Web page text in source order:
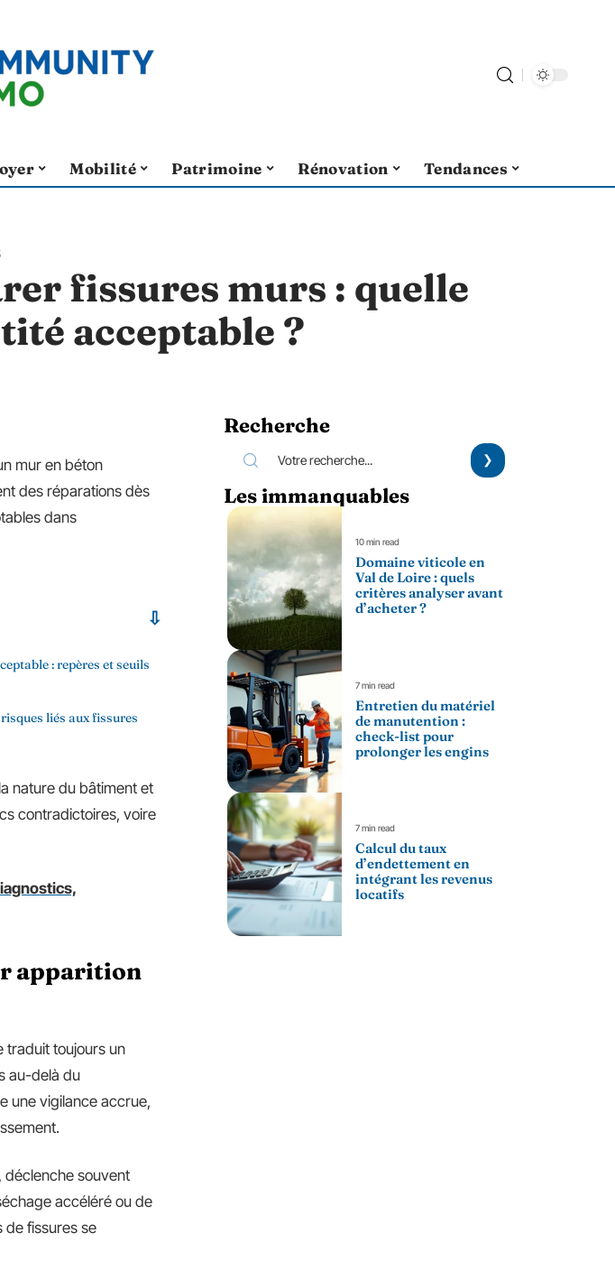
Mobilité Patrimoine Rénovation Tendances
fissures murs : quelle
acceptable ?
mur en béton
des réparations dès
dans
: repères et seuils
liés aux fissures
nature du bâtiment et
contradictoires, voire
apparition
traduit toujours un
au-delà du
une vigilance accrue,
déclenche souvent
accéléré ou de
de fissures se
Recherche
Les immanquables
10 min read
Domaine viticole en
Val de Loire : quels
critères analyser avant
d’acheter ?
7 min read
Entretien du matériel
de manutention :
check-list pour
prolonger les engins
7 min read
Calcul du taux
d’endettement en
intégrant les revenus
locatifs